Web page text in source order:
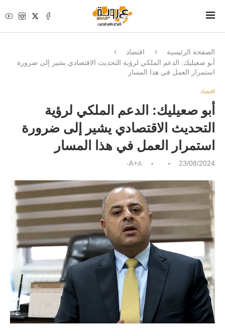
الصفحة الرئيسية
اقتصاد
أبو صعيليك: الدعم الملكي لرؤية التحديث الاقتصادي يشير إلى ضرورة
استمرار العمل في هذا المسار
اقتصاد
أبو صعيليك: الدعم الملكي لرؤية
التحديث الاقتصادي يشير إلى ضرورة
استمرار العمل في هذا المسار
23/08/2024
A+A-